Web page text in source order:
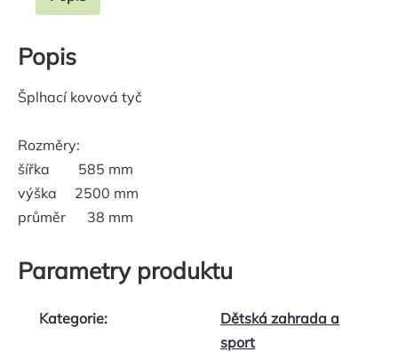
Popis
Šplhací kovová tyč
Rozměry:
šířka 585 mm
výška 2500 mm
průměr 38 mm
Parametry produktu
Kategorie:
Dětská zahrada a
sport